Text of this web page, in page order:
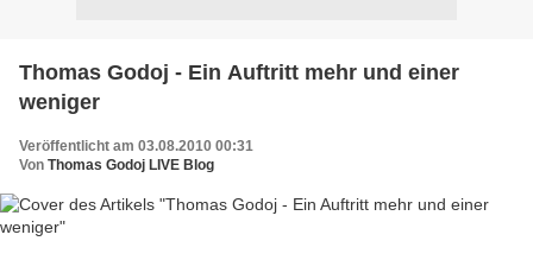
Thomas Godoj - Ein Auftritt mehr und einer
weniger
Veröffentlicht am 03.08.2010 00:31
Von Thomas Godoj LIVE Blog